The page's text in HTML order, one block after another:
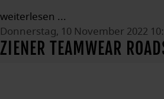
weiterlesen ...
Donnerstag, 10 November 2022
ZIENER TEAMWEAR